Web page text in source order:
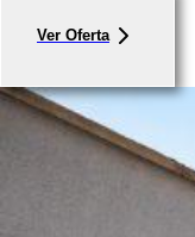
Ver Oferta